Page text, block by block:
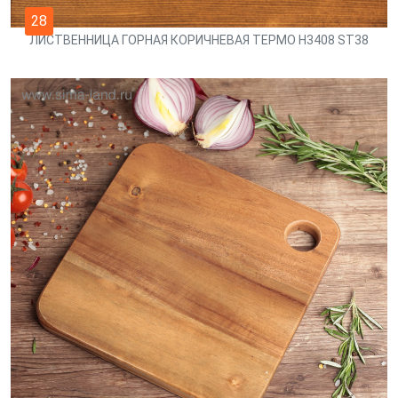
28
ЛИСТВЕННИЦА ГОРНАЯ КОРИЧНЕВАЯ ТЕРМО H3408 ST38